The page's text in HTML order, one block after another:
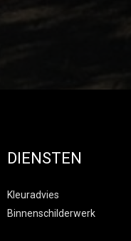
DIENSTEN
Kleuradvies
Binnenschilderwerk